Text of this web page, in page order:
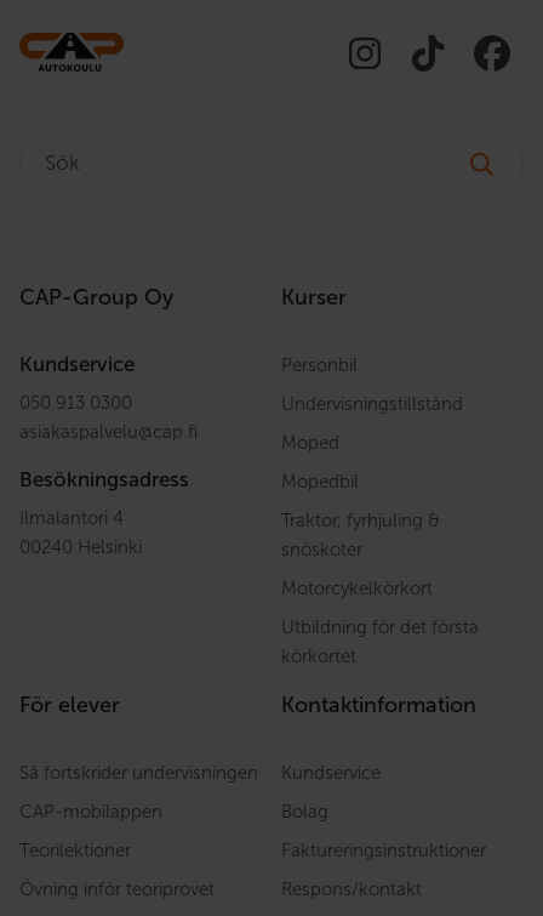
CAP-Group Oy
Kundservice
050 913 0300
asiakaspalvelu@cap.fi
Besökningsadress
Ilmalantori 4
00240 Helsinki
Kurser
Personbil
Undervisningstillstånd
Moped
Mopedbil
Traktor, fyrhjuling &
snöskoter
Motorcykelkörkort
Utbildning för det första
körkortet
För elever
Så fortskrider undervisningen
CAP-mobilappen
Teorilektioner
Övning inför teoriprovet
Kontaktinformation
Kundservice
Bolag
Faktureringsinstruktioner
Respons/kontakt